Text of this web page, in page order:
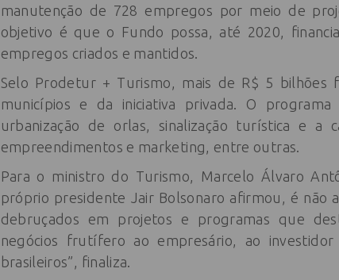
manutenção de 728 empregos por meio de
objetivo é que o Fundo possa, até 2020,
empregos criados e mantidos.
Selo Prodetur + Turismo, mais de R$ 5 bilhões
municípios e da iniciativa privada. O
urbanização de orlas, sinalização turística e a
empreendimentos e marketing, entre outras.
Para o ministro do Turismo, Marcelo Álvaro
próprio presidente Jair Bolsonaro afirmou, é não
debruçados em projetos e programas que
negócios frutífero ao empresário, ao
brasileiros”, finaliza.